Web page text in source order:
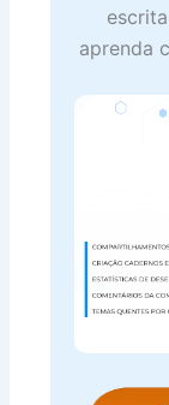
aprenda